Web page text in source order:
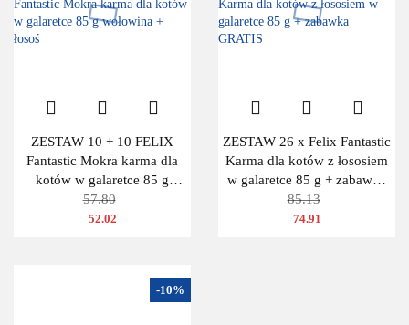
ZESTAW 10 + 10 FELIX
Fantastic Mokra karma dla
kotów w galaretce 85 g
wołowina + łosoś
57.80
52.02
ZESTAW 26 x Felix Fantastic
Karma dla kotów z łososiem
w galaretce 85 g + zabawka
GRATIS
85.13
74.91
-10%